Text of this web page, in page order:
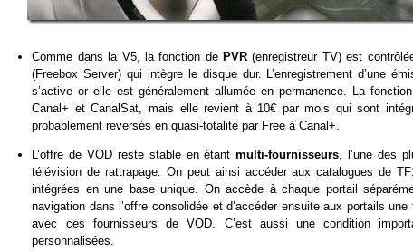
Comme dans la V5, la fonction de PVR(enregistreur TV) est
(Freebox Server) qui intègre le disque dur. L’enregistrement d’une
s’active or elle est généralement allumée en permanence. La
Canal+ et CanalSat, mais elle revient à 10€ par mois qui sont
probablement reversés en quasi-totalité par Free à Canal+.
L’offre de VOD reste stable en étantmulti-fournisseurs, l’une des
télévision de rattrapage. On peut ainsi accéder aux catalogues de
intégrées en une base unique. On accède à chaque portail
navigation dans l’offre consolidée et d’accéder ensuite aux portails
avec ces fournisseurs de VOD. C’est aussi une condition
personnalisées.